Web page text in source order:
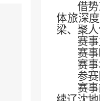
借
体旅深
梁、聚
赛
赛
赛
参
赛